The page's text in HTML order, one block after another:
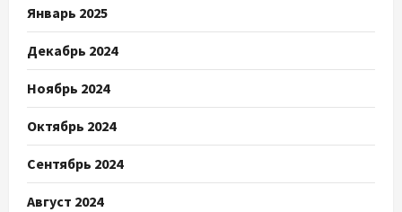
Январь 2025
Декабрь 2024
Ноябрь 2024
Октябрь 2024
Сентябрь 2024
Август 2024